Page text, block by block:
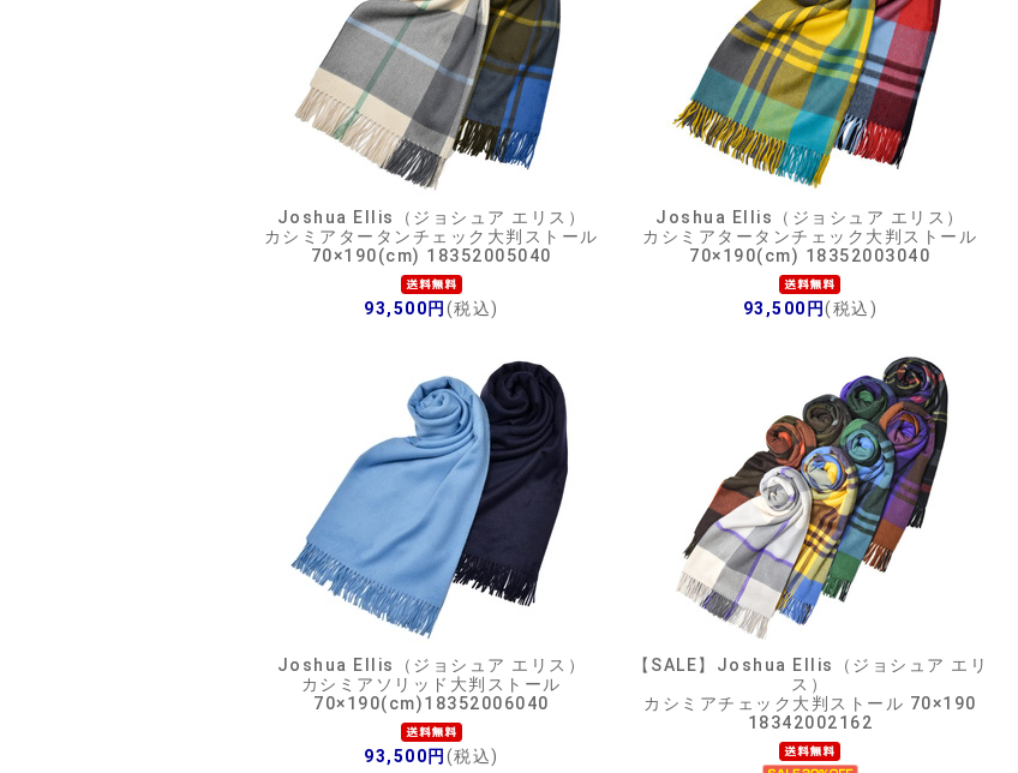
Joshua Ellis（ジョシュア エリス）
カシミアタータンチェック大判ストール
70×190(cm) 18352005040
93,500円 (税込)
Joshua Ellis（ジョシュア エリス）
カシミアタータンチェック大判ストール
70×190(cm) 18352003040
93,500円(税込)
Joshua Ellis（ジョシュア エリス）
カシミアソリッド大判ストール
70×190(cm)18352006040
93,500円 (税込)
【SALE】 Joshua Ellis（ジョシュア エリ
ス）
カシミアチェック大判ストール 70×190
18342002162